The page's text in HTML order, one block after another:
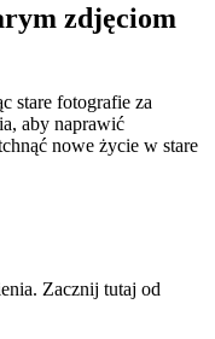
zdjęciom
stare fotografie za
aby naprawić
nowe życie w stare
Zacznij tutaj od